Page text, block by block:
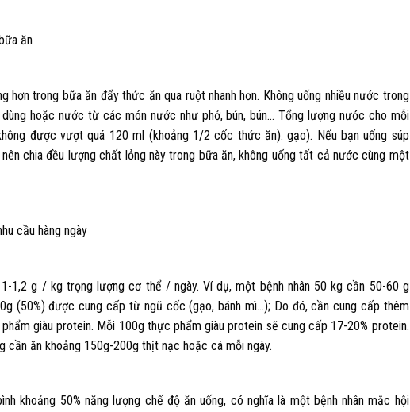
ăn
hơn trong bữa ăn đẩy thức ăn qua ruột nhanh hơn. Không uống nhiều nước trong
hoặc nước từ các món nước như phở, bún, bún… Tổng lượng nước cho mỗi
được vượt quá 120 ml (khoảng 1/2 cốc thức ăn). gạo). Nếu bạn uống súp
chia đều lượng chất lỏng này trong bữa ăn, không uống tất cả nước cùng một
cầu hàng ngày
1,2 g / kg trọng lượng cơ thể / ngày. Ví dụ, một bệnh nhân 50 kg cần 50-60 g
(50%) được cung cấp từ ngũ cốc (gạo, bánh mì…); Do đó, cần cung cấp thêm
giàu protein. Mỗi 100g thực phẩm giàu protein sẽ cung cấp 17-20% protein.
cần ăn khoảng 150g-200g thịt nạc hoặc cá mỗi ngày.
khoảng 50% năng lượng chế độ ăn uống, có nghĩa là một bệnh nhân mắc hội